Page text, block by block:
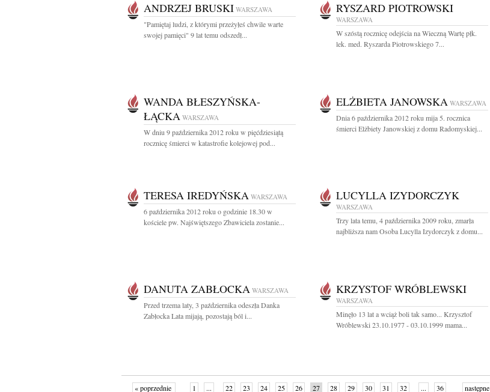
ANDRZEJ BRUSKI WARSZAWA
"Pamiętaj ludzi, z którymi przeżyłeś chwile warte
swojej pamięci" 9 lat temu odszedł...
RYSZARD PIOTROWSKI
WARSZAWA
W szóstą rocznicę odejścia na Wieczną Wartę płk.
lek. med. Ryszarda Piotrowskiego 7...
WANDA BŁESZYŃSKA-
ŁĄCKA WARSZAWA
W dniu 9 października 2012 roku w pięćdziesiątą
rocznicę śmierci w katastrofie kolejowej pod...
ELŻBIETA JANOWSKA WARSZAWA
Dnia 6 października 2012 roku mija 5. rocznica
śmierci Elżbiety Janowskiej z domu Radomyskiej...
TERESA IREDYŃSKA WARSZAWA
6 października 2012 roku o godzinie 18.30 w
kościele pw. Najświętszego Zbawiciela zostanie...
LUCYLLA IZYDORCZYK
WARSZAWA
Trzy lata temu, 4 października 2009 roku, zmarła
najbliższa nam Osoba Lucylla Izydorczyk z domu...
DANUTA ZABŁOCKA WARSZAWA
Przed trzema laty, 3 października odeszła Danka
Zabłocka Lata mijają, pozostają ból i...
KRZYSTOF WRÓBLEWSKI
WARSZAWA
Minęło 13 lat a wciąż boli tak samo... Krzysztof
Wróblewski 23.10.1977 - 03.10.1999 mama...
« poprzednie 1 ... 22 23 24 25 26 27 28 29 30 31 32 ... 36 następne